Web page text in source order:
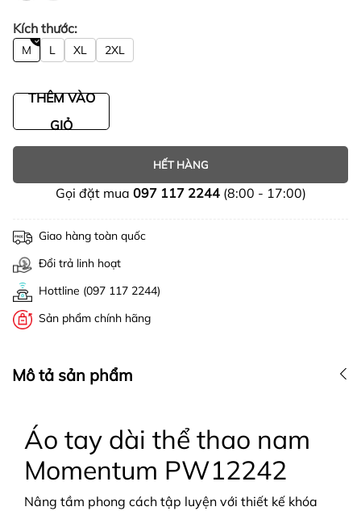
Kích thước:
M L XL 2XL
THÊM VÀO
GIỎ
HẾT HÀNG
Gọi đặt mua 097 117 2244 (8:00 - 17:00)
Giao hàng toàn quốc
Đổi trả linh hoạt
Hottline (097 117 2244)
Sản phẩm chính hãng
Mô tả sản phẩm
Áo tay dài thể thao nam
Momentum PW12242
Nâng tầm phong cách tập luyện với thiết kế khóa